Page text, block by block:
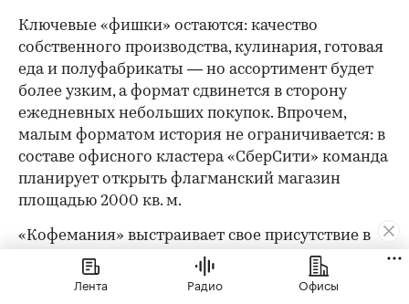
Ключевые «фишки» остаются: качество
собственного производства, кулинария, готовая
еда и полуфабрикаты — но ассортимент будет
более узким, а формат сдвинется в сторону
ежедневных небольших покупок. Впрочем,
малым форматом история не ограничивается: в
составе офисного кластера «СберСити» команда
планирует открыть флагманский магазин
площадью 2000 кв. м.
«Кофемания» выстраивает свое присутствие в
«СберСити» в той же логике индивидуального
подхода. Для «СберСити» ключевыми
Лента Радио Офисы